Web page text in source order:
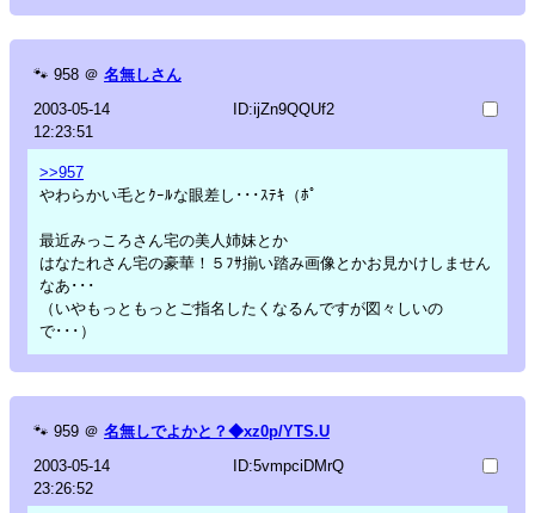
🐾 958 ＠ 名無しさん
2003-05-14
12:23:51
ID:ijZn9QQUf2
>>957
やわらかい毛とｸｰﾙな眼差し･･･ｽﾃｷ（ﾎﾟ
最近みっころさん宅の美人姉妹とか
はなたれさん宅の豪華！５ﾌｻ揃い踏み画像とかお見かけしません
なあ･･･
（いやもっともっとご指名したくなるんですが図々しいの
で･･･）
🐾 959 ＠ 名無しでよかと？◆xz0p/YTS.U
2003-05-14
23:26:52
ID:5vmpciDMrQ